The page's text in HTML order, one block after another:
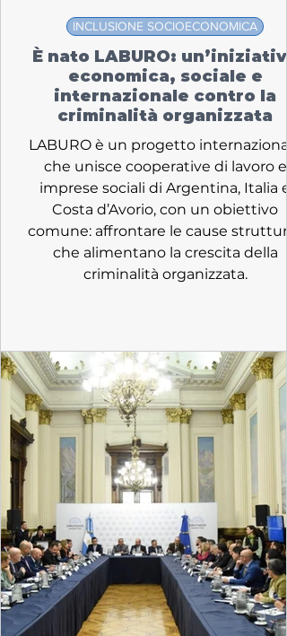
È nato LABURO: un’iniziativa
economica, sociale e
internazionale contro la
criminalità organizzata
LABURO è un progetto
che unisce cooperative di lavoro e
imprese sociali di Argentina, Italia e
Costa d’Avorio, con un obiettivo
comune: affrontare le cause
che alimentano la crescita della
criminalità organizzata.
INCLUSIONE SOCIOECONOMICA